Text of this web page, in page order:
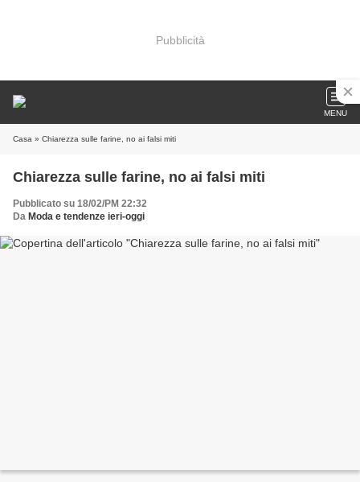
Pubblicità
MENU
Casa » Chiarezza sulle farine, no ai falsi miti
Chiarezza sulle farine, no ai falsi miti
Pubblicato su 18/02/PM 22:32
Da Moda e tendenze ieri-oggi